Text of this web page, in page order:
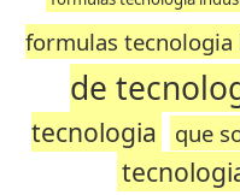
formulas
de
tecnologia
que